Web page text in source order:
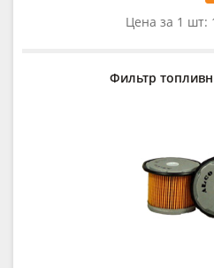
Цена за 1 шт:
Фильтр